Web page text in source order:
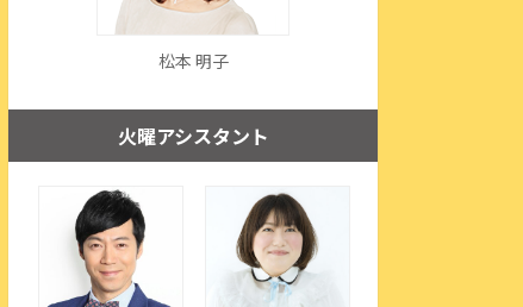
松本 明子
火曜アシスタント